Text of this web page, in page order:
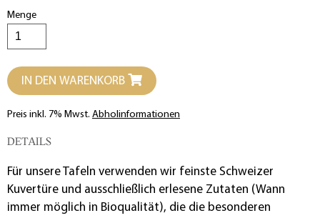
Menge
IN DEN WARENKORB
Preis inkl. 7% Mwst. Abholinformationen
DETAILS
Für unsere Tafeln verwenden wir feinste Schweizer
Kuvertüre und ausschließlich erlesene Zutaten (Wann
immer möglich in Bioqualität), die die besonderen